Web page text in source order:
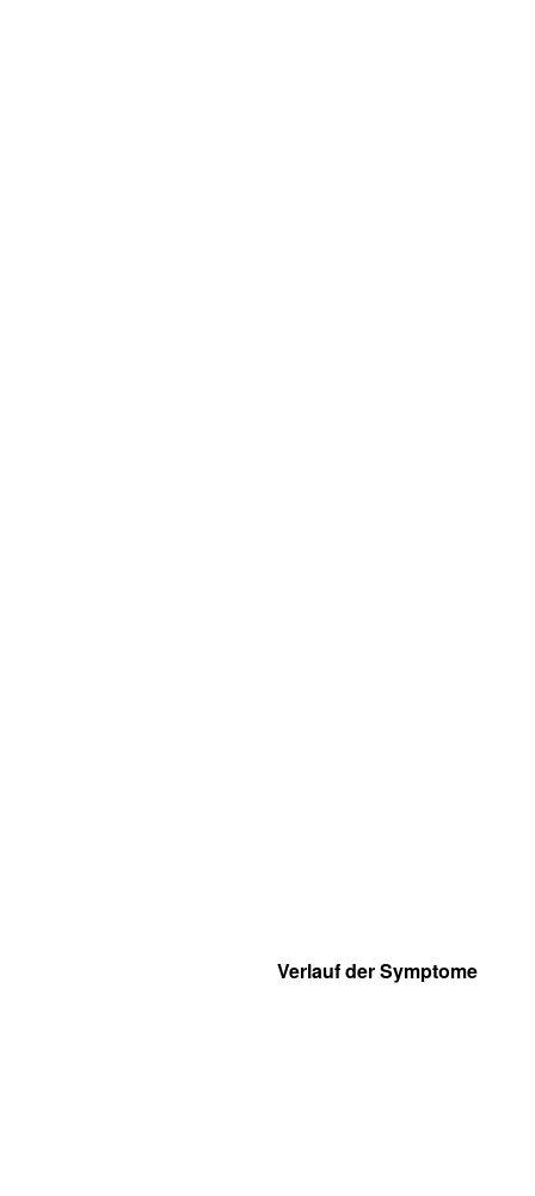
Verlauf der Symptome